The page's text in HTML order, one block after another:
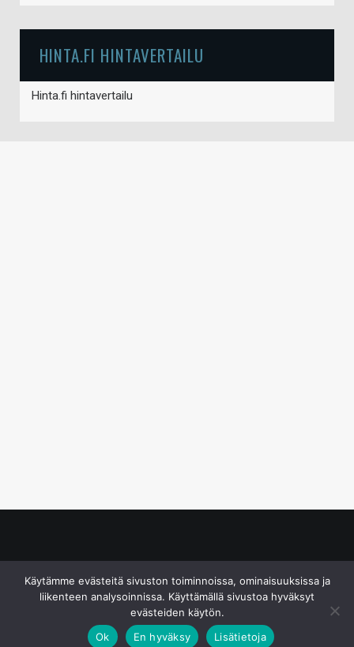
HINTA.FI HINTAVERTAILU
Hinta.fi hintavertailu
Käytämme evästeitä sivuston toiminnoissa, ominaisuuksissa ja
liikenteen analysoinnissa. Käyttämällä sivustoa hyväksyt
evästeiden käytön.
Ok
En hyväksy Lisätietoja